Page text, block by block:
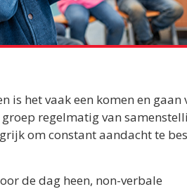
is het vaak een komen en gaan
regelmatig van
om constant aandacht te
de dag heen, non-verbale